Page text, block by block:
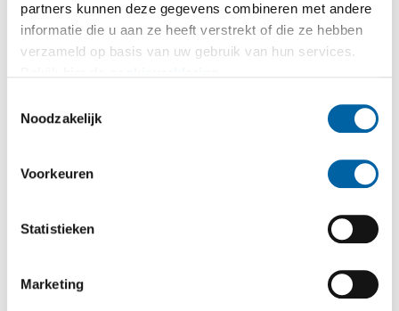
partners kunnen deze gegevens combineren met andere
informatie die u aan ze heeft verstrekt of die ze hebben
verzameld op basis van uw gebruik van hun services.
Noodzakelijk
Voorkeuren
Statistieken
Marketing
kozijnen in sandwich prefab elementen ingebouwd
en vervolgens getransporteerd naar en
gemonteerd op de bouw.